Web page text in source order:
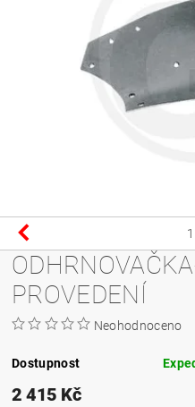
1
PROVEDENÍ
Neohodnoceno
Dostupnost
2 415 Kč